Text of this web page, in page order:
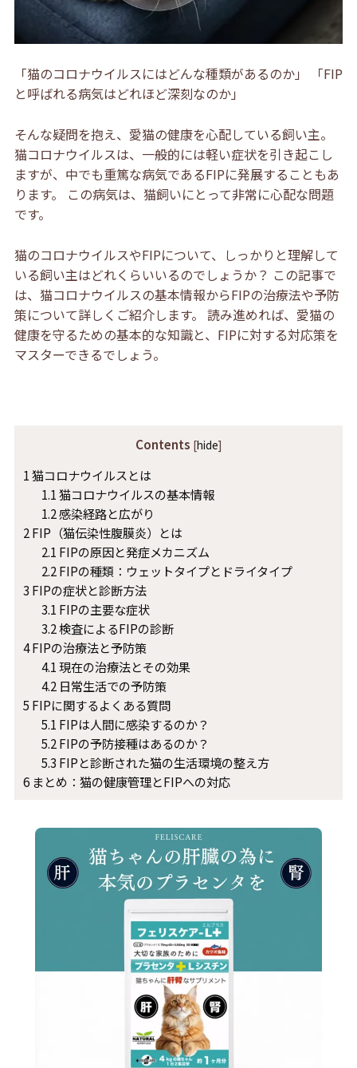
「猫のコロナウイルスにはどんな種類があるのか」 「FIP
と呼ばれる病気はどれほど深刻なのか」
そんな疑問を抱え、愛猫の健康を心配している飼い主。
猫コロナウイルスは、一般的には軽い症状を引き起こし
ますが、中でも重篤な病気であるFIPに発展することもあ
ります。 この病気は、猫飼いにとって非常に心配な問題
です。
猫のコロナウイルスやFIPについて、しっかりと理解して
いる飼い主はどれくらいいるのでしょうか？ この記事で
は、猫コロナウイルスの基本情報からFIPの治療法や予防
策について詳しくご紹介します。 読み進めれば、愛猫の
健康を守るための基本的な知識と、FIPに対する対応策を
マスターできるでしょう。
Contents [hide]
1猫コロナウイルスとは
1.1猫コロナウイルスの基本情報
1.2感染経路と広がり
2FIP（猫伝染性腹膜炎）とは
2.1 FIPの原因と発症メカニズム
2.2FIPの種類：ウェットタイプとドライタイプ
3 FIPの症状と診断方法
3.1 FIPの主要な症状
3.2検査によるFIPの診断
4FIPの治療法と予防策
4.1現在の治療法とその効果
4.2日常生活での予防策
5 FIPに関するよくある質問
5.1 FIPは人間に感染するのか？
5.2FIPの予防接種はあるのか？
5.3 FIPと診断された猫の生活環境の整え方
6まとめ：猫の健康管理とFIPへの対応